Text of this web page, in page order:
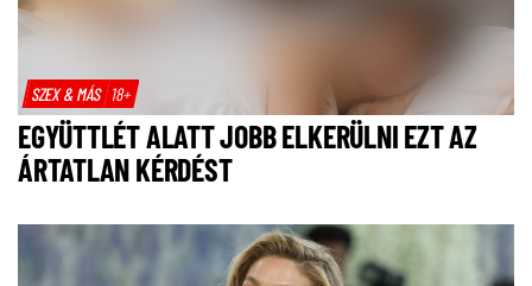
SZEX & MÁS 18+
EGYÜTTLÉT ALATT JOBB ELKERÜLNI EZT AZ
ÁRTATLAN KÉRDÉST